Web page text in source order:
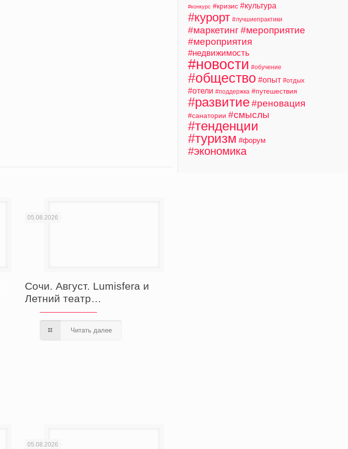
05.08.2026
Сочи. Август. Lumisfera и
Летний театр…
Читать далее
05.08.2026
#конкурс #кризис #культура
#курорт #лучшиепрактики
#маркетинг #мероприятие
#мероприятия
#недвижимость
#новости #обучение
#общество #опыт #отдых
#отели #поддержка #путешествия
#развитие #реновация
#санатории #смыслы
#тенденции
#туризм #форум
#экономика